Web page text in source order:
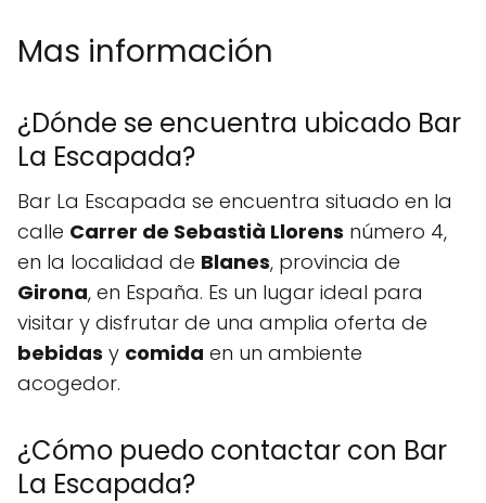
Mas información
¿Dónde se encuentra ubicado Bar
La Escapada?
Bar La Escapada se encuentra situado en la
calle Carrer de Sebastià Llorens número 4,
en la localidad de Blanes, provincia de
Girona, en España. Es un lugar ideal para
visitar y disfrutar de una amplia oferta de
bebidas y comida en un ambiente
acogedor.
¿Cómo puedo contactar con Bar
La Escapada?